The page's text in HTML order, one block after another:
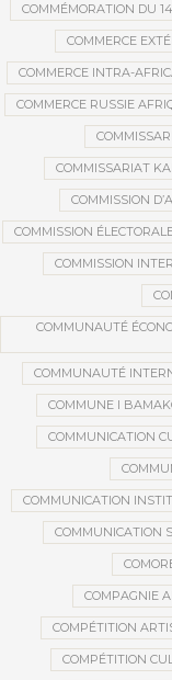
COMMÉMORATION DU
COMMERCE
COMMERCE INTRA-
COMMERCE RUSSIE
COMMISSARIAT
COMMISSION
COMMISSION
COMMISSION
COMMUNAUTÉ
COMMUNAUTÉ
COMMUNE I
COMMUNICATION
COMMUNICATION
COMMUNICATION
COMPAGNIE
COMPÉTITION
COMPÉTITION